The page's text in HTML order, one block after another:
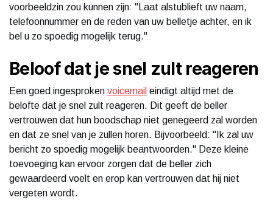
voorbeeldzin zou kunnen zijn: "Laat alstublieft uw naam,
telefoonnummer en de reden van uw belletje achter, en ik
bel u zo spoedig mogelijk terug."
Beloof dat je snel zult reageren
Een goed ingesproken voicemail eindigt altijd met de
belofte dat je snel zult reageren. Dit geeft de beller
vertrouwen dat hun boodschap niet genegeerd zal worden
en dat ze snel van je zullen horen. Bijvoorbeeld: "Ik zal uw
bericht zo spoedig mogelijk beantwoorden." Deze kleine
toevoeging kan ervoor zorgen dat de beller zich
gewaardeerd voelt en erop kan vertrouwen dat hij niet
vergeten wordt.